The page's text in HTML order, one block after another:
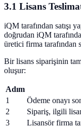
3.1 Lisans
iQM tarafından satışı
doğrudan iQM
üretici firma tarafından
Bir lisans siparişinin
oluşur:
Adım
1
Ödeme onayı
2
Sipariş, ilgili
3
Lisansör firma